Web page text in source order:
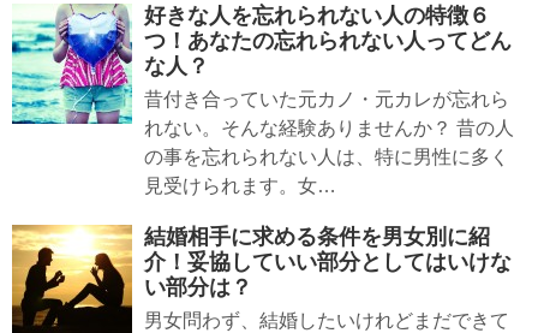
好きな人を忘れられない人の特徴６
つ！あなたの忘れられない人ってどん
な人？
昔付き合っていた元カノ・元カレが忘れら
れない。そんな経験ありませんか？ 昔の人
の事を忘れられない人は、特に男性に多く
見受けられます。女…
結婚相手に求める条件を男女別に紹
介！妥協していい部分としてはいけな
い部分は？
男女問わず、結婚したいけれどまだできて